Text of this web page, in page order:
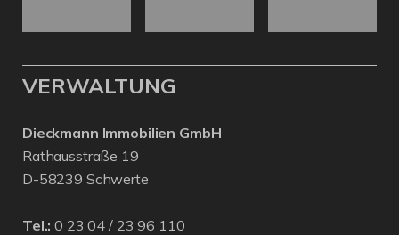
VERWALTUNG
Dieckmann Immobilien GmbH
Rathausstraße 19
D-58239 Schwerte
Tel.: 0 23 04 / 23 96 110